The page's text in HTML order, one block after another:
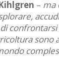
– ma
sono